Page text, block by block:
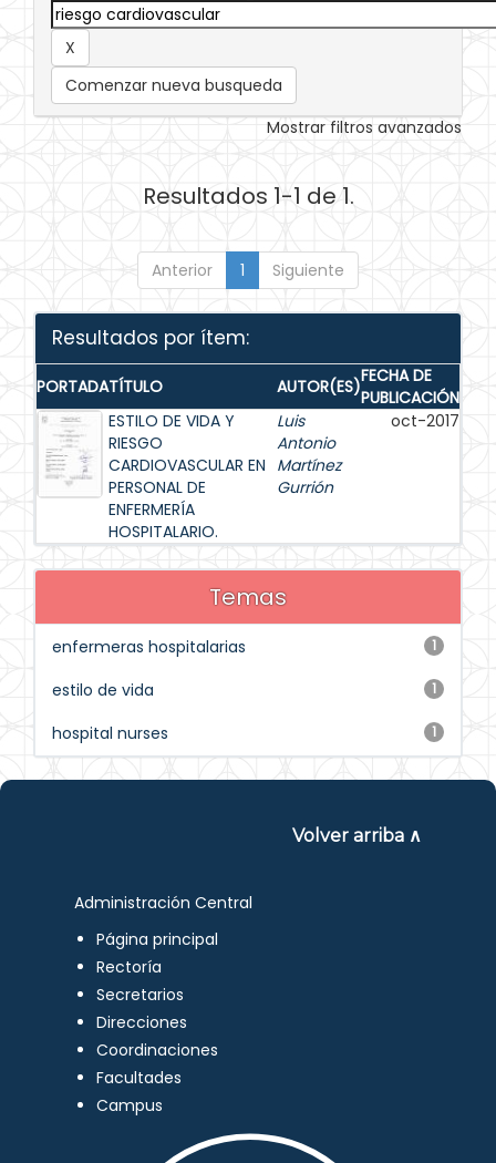
Comenzar nueva busqueda
Mostrar filtros avanzados
Resultados 1-1 de 1.
Anterior 1 Siguiente
Resultados por ítem:
PORTADATÍTULO AUTOR(ES)FECHA DE
PUBLICACIÓN
ESTILO DE VIDA Y
RIESGO
CARDIOVASCULAR EN
PERSONAL DE
ENFERMERÍA
HOSPITALARIO.
Luis
Antonio
Martínez
Gurrión
oct-2017
Temas
1
enfermeras hospitalarias
1
estilo de vida
1
hospital nurses
Volver arriba ∧
Administración Central
Página principal
Rectoría
Secretarios
Direcciones
Coordinaciones
Facultades
Campus